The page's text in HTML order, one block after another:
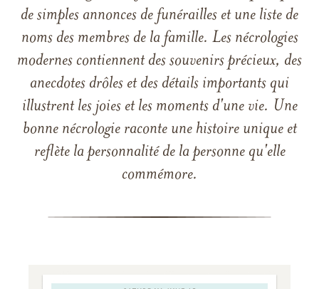
de simples annonces de funérailles et une liste de
noms des membres de la famille. Les nécrologies
modernes contiennent des souvenirs précieux, des
anecdotes drôles et des détails importants qui
illustrent les joies et les moments d'une vie. Une
bonne nécrologie raconte une histoire unique et
reflète la personnalité de la personne qu'elle
commémore.